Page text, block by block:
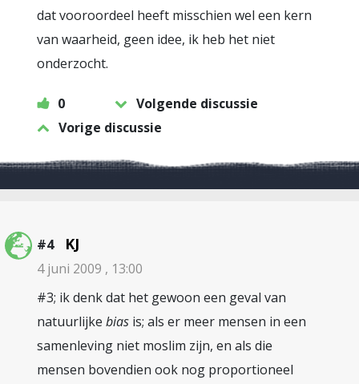
dat vooroordeel heeft misschien wel een kern
van waarheid, geen idee, ik heb het niet
onderzocht.
0
Volgende discussie
Vorige discussie
#4 KJ
4 juni 2009 , 13:00
#3; ik denk dat het gewoon een geval van
natuurlijke bias is; als er meer mensen in een
samenleving niet moslim zijn, en als die
mensen bovendien ook nog proportioneel